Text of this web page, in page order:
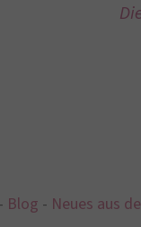
- Blog - Neues aus